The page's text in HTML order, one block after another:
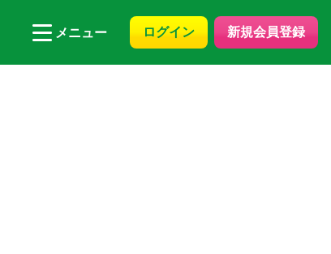
メニュー ログイン 新規会員登録